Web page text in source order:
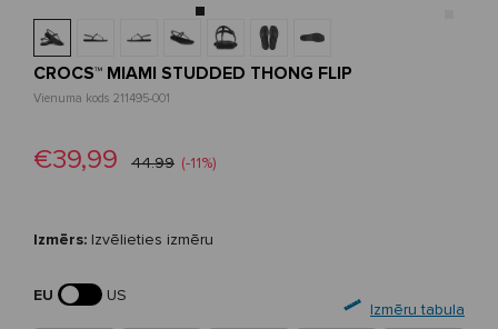
CROCS™ MIAMI STUDDED THONG FLIP
Vienuma kods 211495-001
€39,99 44.99 (-11%)
Izmērs: Izvēlieties izmēru
EU
US
Izmēru tabula